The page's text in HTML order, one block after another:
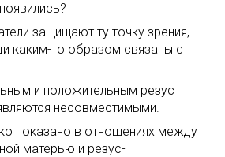
защищают ту точку зрения,
каким-то образом связаны с
и положительным резус
несовместимыми.
показано в отношениях между
матерью и резус-